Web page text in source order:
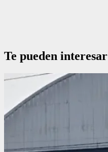
Te pueden interesar